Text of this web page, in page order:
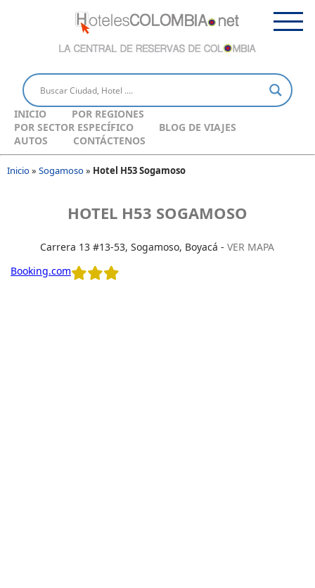
INICIO
POR REGIONES
POR SECTOR ESPECÍFICO
BLOG DE VIAJES
AUTOS
CONTÁCTENOS
Inicio» Sogamoso» Hotel H53 Sogamoso
HOTEL H53 SOGAMOSO
Carrera 13 #13-53, Sogamoso, Boyacá -VER MAPA
Booking.com